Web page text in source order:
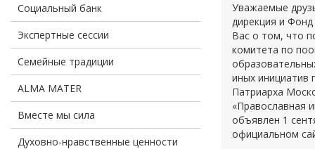
Социальный банк
Экспертные сессии
Семейные традиции
ALMA MATER
Вместе мы сила
Духовно-нравственные ценности
Уважаемые
дирекция и
Вас о том, что
комитета по
иных инициатив
Патриарха
«Православная
объявлен 1
официальном